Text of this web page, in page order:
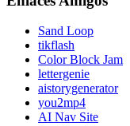
Sand Loop
tikflash
Color Block Jam
lettergenie
aistorygenerator
you2mp4
AI Nav Site